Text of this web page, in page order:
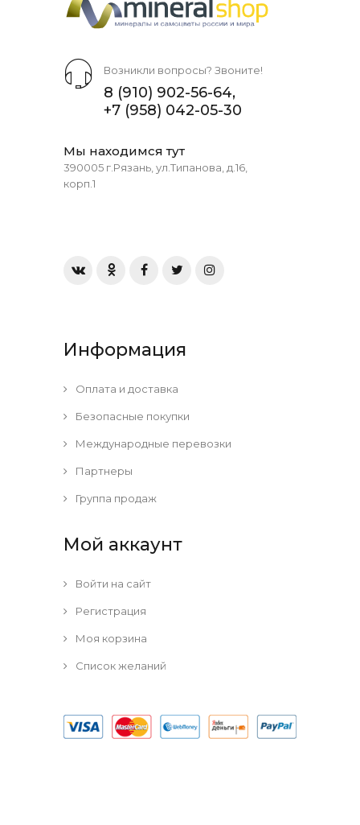
Возникли вопросы? Звоните!
8 (910) 902-56-64,
+7 (958) 042-05-30
Мы находимся тут
390005 г.Рязань, ул.Типанова, д.16,
корп.1
Информация
Оплата и доставка
Безопасные покупки
Международные перевозки
Партнеры
Группа продаж
Мой аккаунт
Войти на сайт
Регистрация
Моя корзина
Список желаний